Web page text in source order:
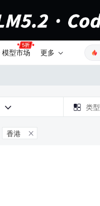
模型市场 更多
  类型
香港 